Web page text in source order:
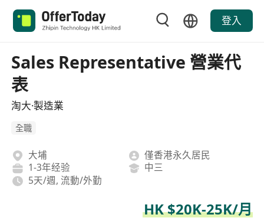
登入
Sales Representative 營業代
表
淘大·製造業
全職
大埔
僅香港永久居民
1-3年经验
中三
5天/週, 流動/外勤
HK $20K-25K/月